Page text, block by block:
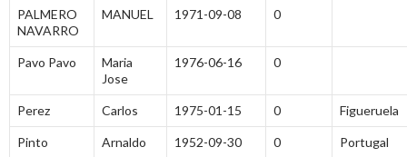
PALMERO
NAVARRO
MANUEL 1971-09-08 0
Pavo Pavo
Maria
Jose
1976-06-16 0
Perez Carlos 1975-01-15 0 Figueruela
Pinto Arnaldo 1952-09-30 0 Portugal